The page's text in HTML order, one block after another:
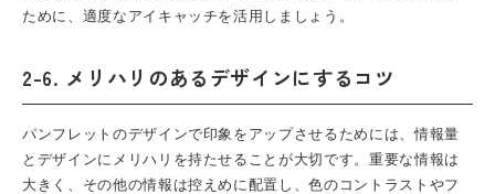
ために、適度なアイキャッチを活用しましょう。
2-6. メリハリのあるデザインにするコツ
パンフレット のデザインで印象をアップさせるためには、情報量
とデザインにメリハリを持たせることが大切です。重要な情報は
大きく、その他の情報は控えめに配置し、色のコントラストやフ